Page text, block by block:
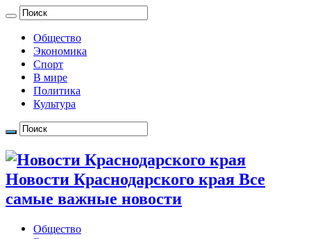
Общество
Экономика
Спорт
В мире
Политика
Культура
Новости Краснодарского края Все
самые важные новости
Общество